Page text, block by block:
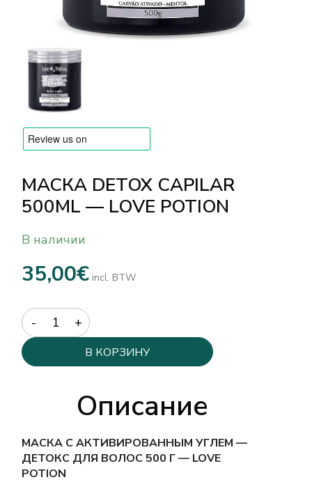
Оплата и доставка
Часто задаваемые вопросы
Контакты
МАСКА DETOX CAPILAR
500ML — LOVE POTION
В наличии
35,00€ incl. BTW
Quantity
В КОРЗИНУ
Описание
МАСКА С АКТИВИРОВАННЫМ УГЛЕМ —
ДЕТОКС ДЛЯ ВОЛОС 500 Г — LOVE
POTION